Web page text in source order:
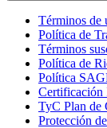
Términos de
Política de
Términos
Política de
Política
Certificación
TyC Plan de
Protección